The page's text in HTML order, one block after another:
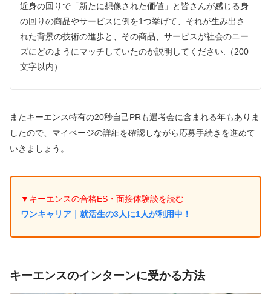
近身の回りで「新たに想像された価値」と皆さんが感じる身
の回りの商品やサービスに例を1つ挙げて、それが生み出さ
れた背景の技術の進歩と、その商品、サービスが社会のニー
ズにどのようにマッチしていたのか説明してください.（200
文字以内）
またキーエンス特有の20秒自己PRも選考会に含まれる年もありま
したので、マイページの詳細を確認しながら応募手続きを進めて
いきましょう。
▼キーエンスの合格ES・面接体験談を読む
ワンキャリア｜就活生の3人に1人が利用中！
キーエンスのインターンに受かる方法